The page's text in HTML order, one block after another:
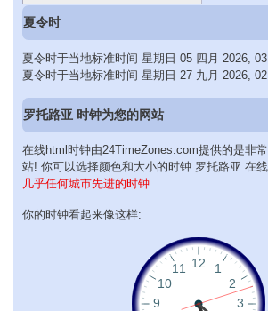
夏令时
夏令时于当地标准时间 星期日 05 四月 2026,
夏令时于当地标准时间 星期日 27 九月 2026,
罗托路亚 时钟为您的网站
在线html时钟由24TimeZones.com提供的是非
站! 你可以选择颜色和大小的时钟 罗托路亚 在
几乎任何城市先进的时钟
你的时钟看起来像这样: